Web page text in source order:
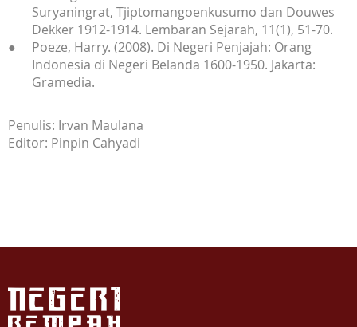
Suryaningrat, Tjiptomangoenkusumo dan Douwes
Dekker 1912-1914. Lembaran Sejarah, 11(1), 51-70.
Poeze, Harry. (2008). Di Negeri Penjajah: Orang
Indonesia di Negeri Belanda 1600-1950. Jakarta:
Gramedia.
Penulis: Irvan Maulana
Editor: Pinpin Cahyadi